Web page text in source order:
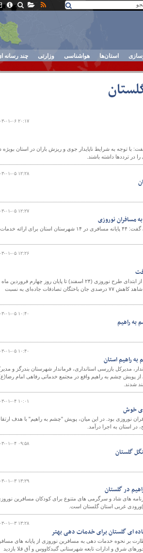
استان‌ها هواشناسی وزارتی چند رسانه
۱۴۰۳-۰۱-۰۶
با توجه به شرایط ناپایدار جوی و ریزش باران در استان بویژه
در ترددها داشته باشند.
۱۴۰۳-۰۱-۰۵
۱۴۰۳-۰۱-۰۵
معاون حمل و نقل اداره کل راهداری و حمل و نقل جاده‌ای گلستان گفت: ۴۴ پایانه مسافری در ۱۴ شهرستان استان برای
۱۴۰۳-۰۱-۰۵
مدیرکل راهداری و حمل و نقل جاده‌ای با بیان آمار تصادفات استان از ابتدای طرح نوروزی (۲۴ اسفند) تا پایان روز چهارم فروردین ماه
گفت: با تلاش‌ها و اقدامات دستگاه‌های خدمات رسان استان تا پایان روز چهارم فروردین ماه شاهد کاهش ۷۷ درصدی جان باختگان تصادفات جاده‌ای به نسبت
۱۴۰۳-۰۱-۰۵
به راهیم
۱۴۰۳-۰۱-۰۵
راهیم استان
مدیرکل بازرسی استانداری، فرماندار شهرستان بندرگز و
پویش چشم به راهیم واقع در مجتمع خدماتی رفاهی امام
شدند.
۱۴۰۳-۰۱-۰۴
خوش
مسافران نوروزی بود. در این میان، پویش "چشم به راهیم" با هدف
استان به اجرا درآمد.
۱۴۰۳-۰۱-۰۴
گلستان
۱۴۰۳-۰۱-۰۳
در گلستان
های شاد و سرگرمی های متنوع برای کودکان مسافرین
غربی استان گلستان است.
۱۴۰۳-۰۱-۰۳
ای گلستان برای خدمات دهی بهتر
بر نحوه خدمات دهی به مسافرین نوروزی از پایانه های
شرق و ادارات تابعه شهرستانی گنبدکاووس و آق قلا بازدید